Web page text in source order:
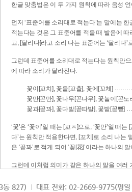
한글 맞춤법은 이 두 가지 원칙에 따라 음성
먼저 ‘표준어를 소리대로 적는다’는 말에는
적는다는 것은 그 표준어를 적을 때 발음에 따라 적는다는 뜻이다. 이를테면 [나무]
고, [달리다]라고 소리 나는 표준어는 ‘달리다’
그런데 표준어를 소리대로 적는다는 원칙만
에 따라 소리가 달라진다.
꽃이[꼬치], 꽃을[꼬츨], 꽃에[꼬체]
꽃만[꼰만], 꽃나무[꼰나무], 꽃놀이[꼰노
꽃과[꼳꽈], 꽃다발[꼳따발], 꽃밭[꼳빧]
‘꽃’은 ‘꽃이’일 때는 [꼬ㅊ]으로, ‘꽃만’일 때
다’는 원칙만 적용한다면, [꼬치]로 소리 나는 말은 ‘꼬치’로, [꼰만]으로 소리 나는 말은 ‘꼰만’
은 ‘꼳꽈’로 적게 되어 ‘꽃[花]’이라는 하나의
그런데 이처럼 의미가 같은 하나의 말을 여러
되게 적는 것이 의미를 파악하는 데 효과적이
동 827) 대표 전화: 02-2669-9775(평